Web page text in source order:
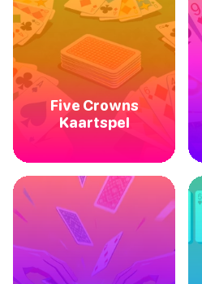
Five Crowns
Kaartspel